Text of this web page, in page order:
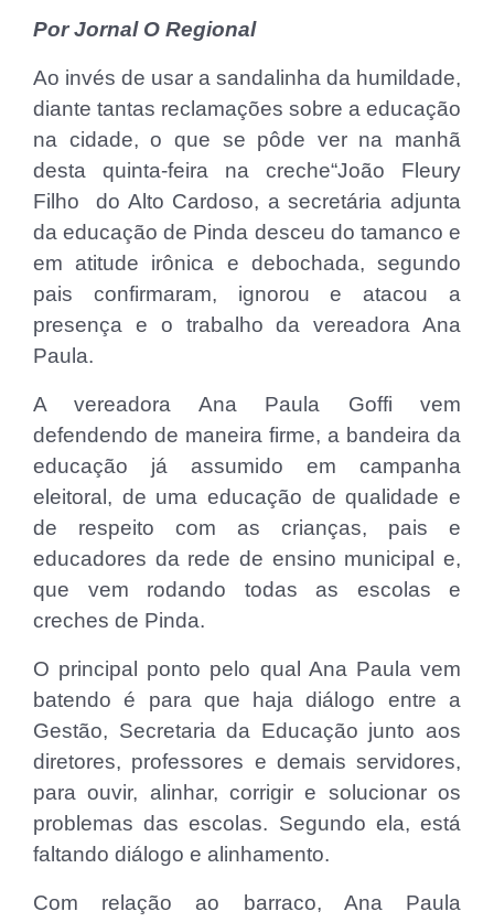
Por Jornal O Regional
Ao invés de usar a sandalinha da humildade,
diante tantas reclamações sobre a educação
na cidade, o que se pôde ver na manhã
desta quinta-feira na creche“João Fleury
Filho do Alto Cardoso, a secretária adjunta
da educação de Pinda desceu do tamanco e
em atitude irônica e debochada, segundo
pais confirmaram, ignorou e atacou a
presença e o trabalho da vereadora Ana
Paula.
A vereadora Ana Paula Goffi vem
defendendo de maneira firme, a bandeira da
educação já assumido em campanha
eleitoral, de uma educação de qualidade e
de respeito com as crianças, pais e
educadores da rede de ensino municipal e,
que vem rodando todas as escolas e
creches de Pinda.
O principal ponto pelo qual Ana Paula vem
batendo é para que haja diálogo entre a
Gestão, Secretaria da Educação junto aos
diretores, professores e demais servidores,
para ouvir, alinhar, corrigir e solucionar os
problemas das escolas. Segundo ela, está
faltando diálogo e alinhamento.
Com relação ao barraco, Ana Paula